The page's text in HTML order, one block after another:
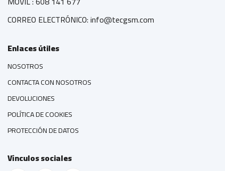
CORREO ELECTRÓNICO: info@tecgsm.com
Enlaces útiles
NOSOTROS
CONTACTA CON NOSOTROS
DEVOLUCIONES
POLÍTICA DE COOKIES
PROTECCIÓN DE DATOS
Vínculos sociales